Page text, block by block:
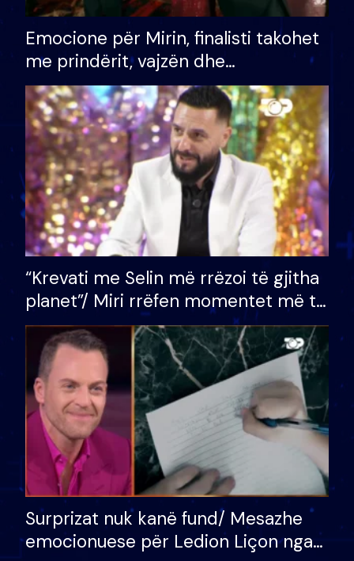
Emocione për Mirin, finalisti takohet
me prindërit, vajzën dhe
bashkëshorten: S’kemi ndonjë letër
divorci apo jo?
“Krevati me Selin më rrëzoi të gjitha
planet”/ Miri rrëfen momentet më të
bukura në shtëpinë e BB VIP: Do më
mungojë zilja e mëngjesit kur…
Surprizat nuk kanë fund/ Mesazhe
emocionuese për Ledion Liçon nga